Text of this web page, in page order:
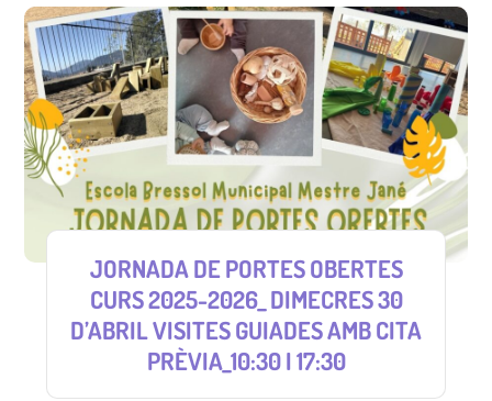
JORNADA DE PORTES OBERTES
CURS 2025-2026_ DIMECRES 30
D’ABRIL VISITES GUIADES AMB CITA
PRÈVIA_10:30 I 17:30